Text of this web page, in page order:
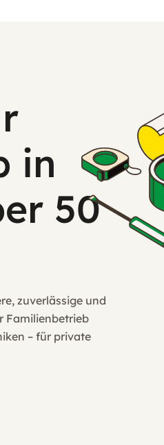
in
50
zuverlässige und
Familienbetrieb
– für private